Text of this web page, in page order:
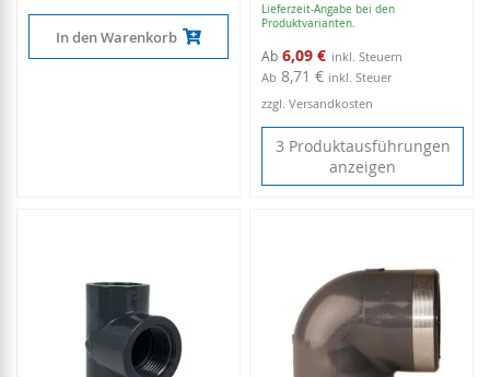
In den Warenkorb
Lieferzeit-Angabe bei den
Produktvarianten.
Ab 6,09 €
Ab 8,71 € inkl. Steuer
zzgl. Versandkosten
3 Produktausführungen
anzeigen